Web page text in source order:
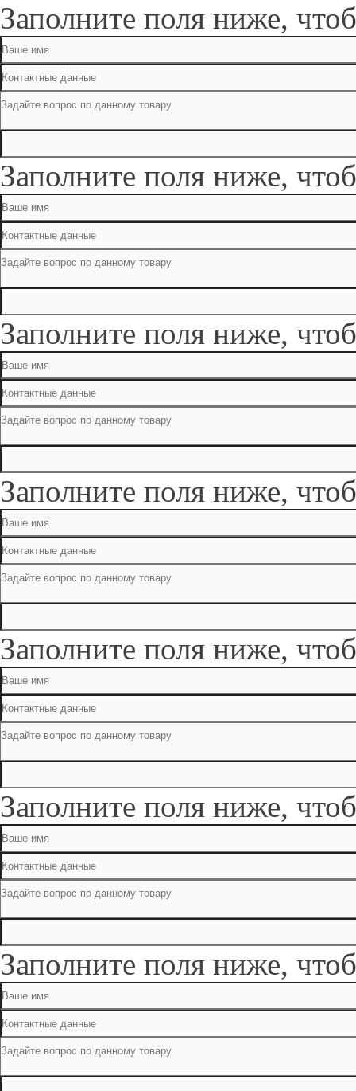
Заполните поля ниже,
Заполните поля ниже,
Заполните поля ниже,
Заполните поля ниже,
Заполните поля ниже,
Заполните поля ниже,
Заполните поля ниже,